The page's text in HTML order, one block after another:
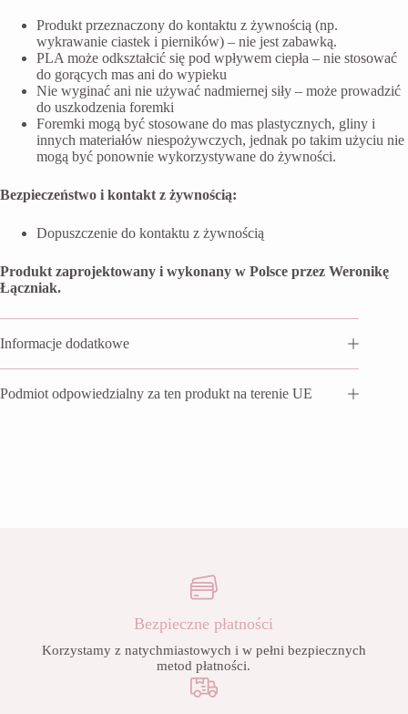
Produkt przeznaczony do kontaktu z żywnością (np.
wykrawanie ciastek i pierników) – nie jest zabawką.
PLA może odkształcić się pod wpływem ciepła – nie stosować
do gorących mas ani do wypieku
Nie wyginać ani nie używać nadmiernej siły – może prowadzić
do uszkodzenia foremki
Foremki mogą być stosowane do mas plastycznych, gliny i
innych materiałów niespożywczych, jednak po takim użyciu nie
mogą być ponownie wykorzystywane do żywności.
Bezpieczeństwo i kontakt z żywnością:
Dopuszczenie do kontaktu z żywnością
Produkt zaprojektowany i wykonany w Polsce przez Weronikę
Łączniak.
Informacje dodatkowe
Podmiot odpowiedzialny za ten produkt na terenie UE
Bezpieczne płatności
Korzystamy z natychmiastowych i w pełni bezpiecznych
metod płatności.